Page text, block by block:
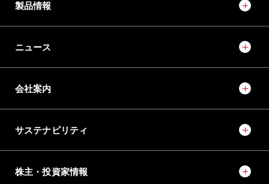
製品情報
ニュース
会社案内
サステナビリティ
株主・投資家情報